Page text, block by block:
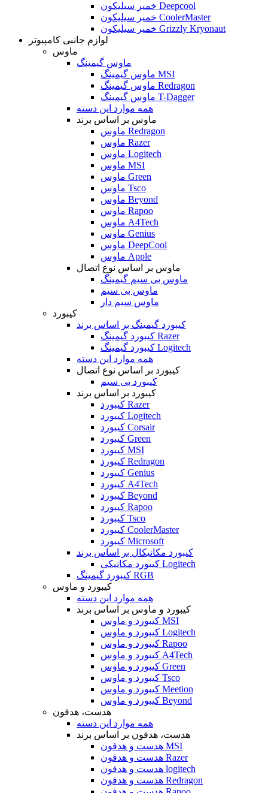
خمیر سیلیکون Deepcool
خمیر سیلیکون CoolerMaster
خمیر سیلیکون Grizzly Kryonaut
لوازم جانبی کامپیوتر
ماوس
ماوس گیمینگ
ماوس گیمینگ MSI
ماوس گیمینگ Redragon
ماوس گیمینگ T-Dagger
همه موارد این دسته
ماوس بر اساس برند
ماوس Redragon
ماوس Razer
ماوس Logitech
ماوس MSI
ماوس Green
ماوس Tsco
ماوس Beyond
ماوس Rapoo
ماوس A4Tech
ماوس Genius
ماوس DeepCool
ماوس Apple
ماوس بر اساس نوع اتصال
ماوس بی سیم گیمینگ
ماوس بی سیم
ماوس سیم دار
کیبورد
کیبورد گیمینگ بر اساس برند
کیبورد گیمینگ Razer
کیبورد گیمینگ Logitech
همه موارد این دسته
کیبورد بر اساس نوع اتصال
کیبورد بی سیم
کیبورد بر اساس برند
کیبورد Razer
کیبورد Logitech
کیبورد Corsair
کیبورد Green
کیبورد MSI
کیبورد Redragon
کیبورد Genius
کیبورد A4Tech
کیبورد Beyond
کیبورد Rapoo
کیبورد Tsco
کیبورد CoolerMaster
کیبورد Microsoft
کیبورد مکانیکال بر اساس برند
کیبورد مکانیکی Logitech
کیبورد گیمینگ RGB
کیبورد و ماوس
همه موارد این دسته
کیبورد و ماوس بر اساس برند
کیبورد و ماوس MSI
کیبورد و ماوس Logitech
کیبورد و ماوس Rapoo
کیبورد و ماوس A4Tech
کیبورد و ماوس Green
کیبورد و ماوس Tsco
کیبورد و ماوس Meetion
کیبورد و ماوس Beyond
هدست، هدفون
همه موارد این دسته
هدست، هدفون بر اساس برند
هدست و هدفون MSI
هدست و هدفون Razer
هدست و هدفون logitech
هدست و هدفون Redragon